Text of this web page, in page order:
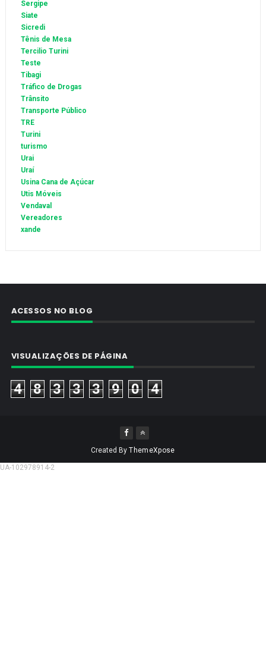
Sergipe
Siate
Sicredi
Tênis de Mesa
Tercilio Turini
Teste
Tibagi
Tráfico de Drogas
Trânsito
Transporte Público
TRE
Turini
turismo
Urai
Uraí
Usina Cana de Açúcar
Utis Móveis
Vendaval
Vereadores
xande
ACESSOS NO BLOG
VISUALIZAÇÕES DE PÁGINA
4 8 3 3 3 9 0 4
Created ByThemeXpose
UA-102978914-2